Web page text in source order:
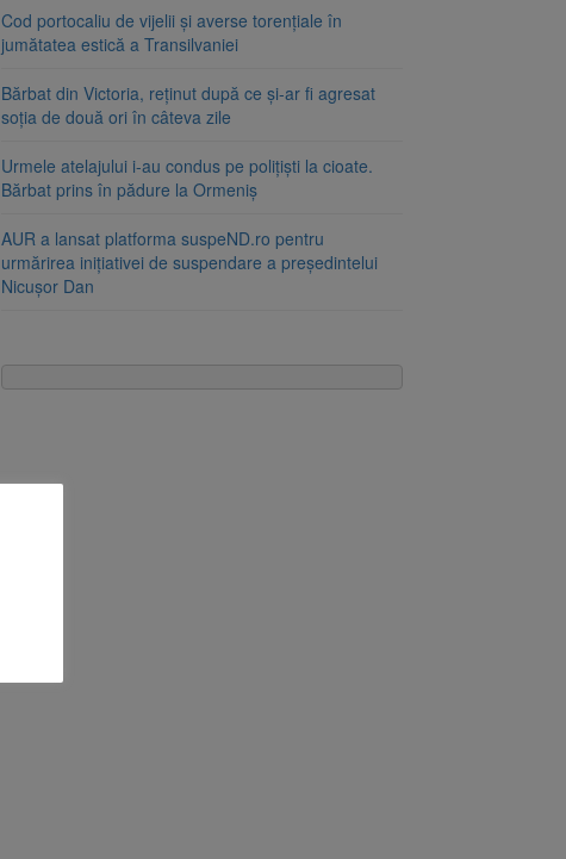
Cod portocaliu de vijelii și averse torențiale în
jumătatea estică a Transilvaniei
Bărbat din Victoria, reținut după ce și-ar fi agresat
soția de două ori în câteva zile
Urmele atelajului i-au condus pe polițiști la cioate.
Bărbat prins în pădure la Ormeniș
AUR a lansat platforma suspeND.ro pentru
urmărirea inițiativei de suspendare a președintelui
Nicușor Dan